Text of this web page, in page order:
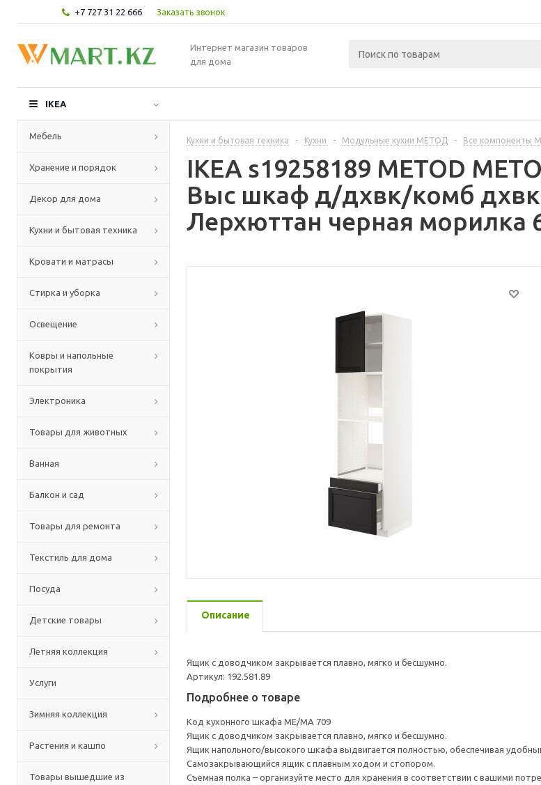
+7 727 31 22 666 Заказать звонок
Интернет магазин товаров
для дома
IKEA
Мебель
Хранение и порядок
Декор для дома
Кухни и бытовая техника
Кровати и матрасы
Стирка и уборка
Освещение
Ковры и напольные
покрытия
Электроника
Товары для животных
Ванная
Балкон и сад
Товары для ремонта
Текстиль для дома
Посуда
Детские товары
Летняя коллекция
Услуги
Зимняя коллекция
Растения и кашпо
Товары вышедшие из
Кухни и бытовая техника - Кухни - Модульные кухни МЕТОД - Все компоненты
IKEA s19258189 METOD
Выс шкаф д/дхвк/комб
Лерхюттан черная морилка
Описание
Ящик с доводчиком закрывается плавно, мягко и бесшумно.
Артикул: 192.581.89
Подробнее о товаре
Код кухонного шкафа ME/MA 709
Ящик с доводчиком закрывается плавно, мягко и бесшумно.
Ящик напольного/высокого шкафа выдвигается полностью, обеспечивая
Cамозакрывающийся ящик с плавным ходом и стопором.
Съемная полка – организуйте место для хранения в соответствии с вашими